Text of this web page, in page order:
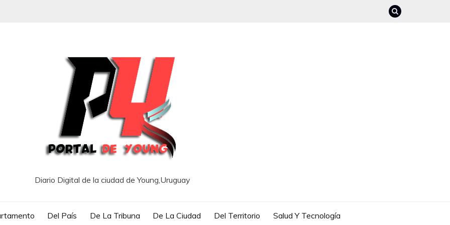
Diario Digital de la ciudad de Young,Uruguay
Del País De La Tribuna De La Ciudad Del Territorio Salud Y Tecnología